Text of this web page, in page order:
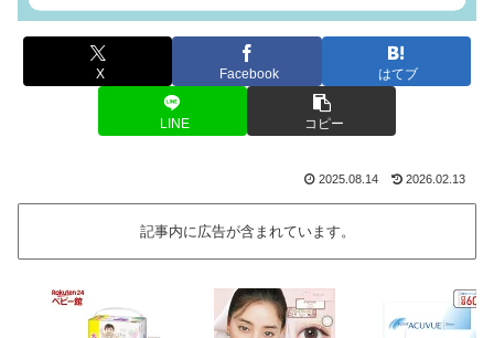
X Facebook はてブ
LINE コピー
2025.08.14 2026.02.13
記事内に広告が含まれています。